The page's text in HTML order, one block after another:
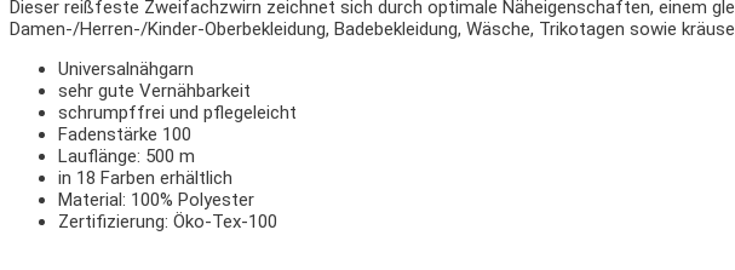
Dieser reißfeste Zweifachzwirn zeichnet sich durch optimale Näheigenschaften, einem
Damen-/Herren-/Kinder-Oberbekleidung, Badebekleidung, Wäsche, Trikotagen sowie
Universalnähgarn
sehr gute Vernähbarkeit
schrumpffrei und pflegeleicht
Fadenstärke 100
Lauflänge: 500 m
in 18 Farben erhältlich
Material: 100% Polyester
Zertifizierung: Öko-Tex-100